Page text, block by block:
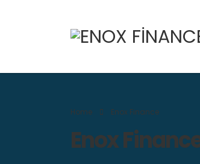
Home Enox Finance
Enox